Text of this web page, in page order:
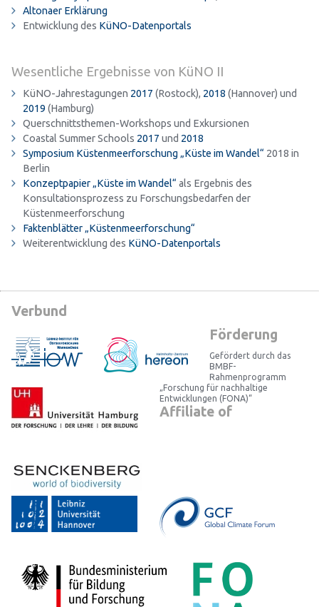
Altonaer Erklärung
Entwicklung des KüNO-Datenportals
Wesentliche Ergebnisse von KüNO II
KüNO-Jahrestagungen 2017 (Rostock), 2018 (Hannover) und
2019 (Hamburg)
Querschnittsthemen-Workshops und Exkursionen
Coastal Summer Schools 2017 und 2018
Symposium Küstenmeerforschung „Küste im Wandel“ 2018 in
Berlin
Konzeptpapier „Küste im Wandel“ als Ergebnis des
Konsultationsprozess zu Forschungsbedarfen der
Küstenmeerforschung
Faktenblätter „Küstenmeerforschung“
Weiterentwicklung des KüNO-Datenportals
Verbund
Förderung
Gefördert durch das
BMBF-
Rahmenprogramm
„Forschung für nachhaltige
Entwicklungen (FONA)“
Affiliate of